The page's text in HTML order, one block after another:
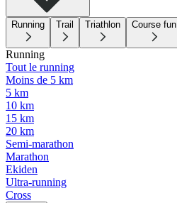
Running Trail Triathlon Course fun
Running
Tout le running
Moins de 5 km
5 km
10 km
15 km
20 km
Semi-marathon
Marathon
Ekiden
Ultra-running
Cross